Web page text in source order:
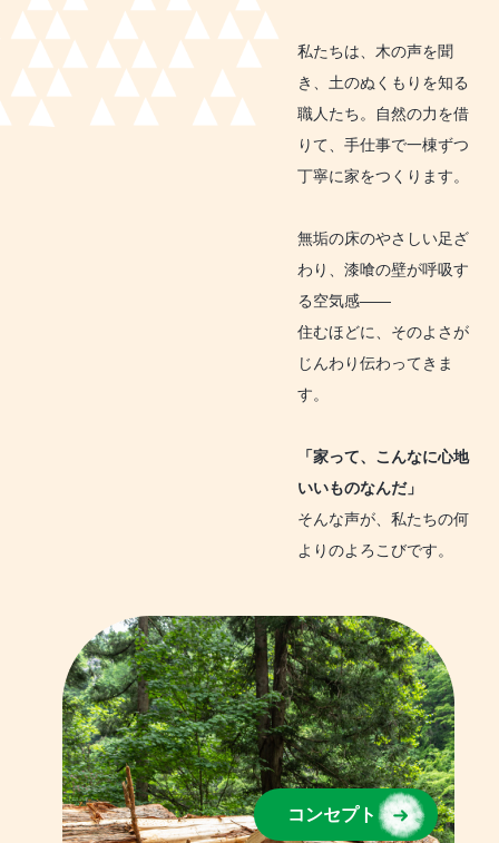
私たちは、木の声を聞
き、土のぬくもりを知る
職人たち。自然の力を借
りて、手仕事で一棟ずつ
丁寧に家をつくります。
無垢の床のやさしい足ざ
わり、漆喰の壁が呼吸す
る空気感――
住むほどに、そのよさが
じんわり伝わってきま
す。
「家って、こんなに心地
いいものなんだ」
そんな声が、私たちの何
よりのよろこびです。
コンセプト